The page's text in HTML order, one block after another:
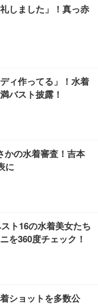
しました」！真っ赤
ィ作ってる」！水着
バスト披露！
かの水着審査！吉本
に
ト16の水着美女たち
を360度チェック！
ショットを多数公